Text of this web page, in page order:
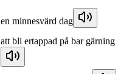
en minnesvärd dag
att bli ertappad på bar gärning